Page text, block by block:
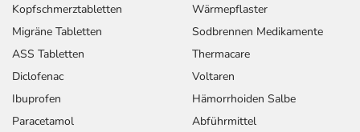
Kopfschmerztabletten
Migräne Tabletten
ASS Tabletten
Diclofenac
Ibuprofen
Paracetamol
Wärmepflaster
Sodbrennen Medikamente
Thermacare
Voltaren
Hämorrhoiden Salbe
Abführmittel